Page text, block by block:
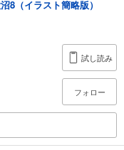
8（イラスト簡略版）
試し読み
フォロー